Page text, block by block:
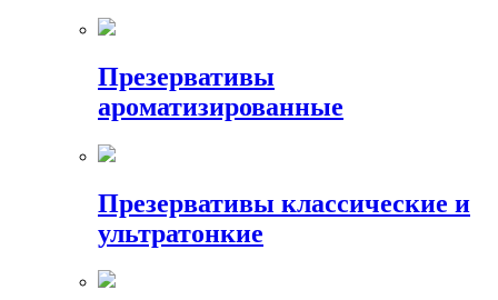
Презервативы
ароматизированные
Презервативы классические и
ультратонкие